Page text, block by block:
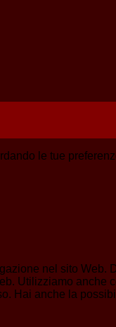
le tue
nel sito
Utilizziamo
Hai anche la